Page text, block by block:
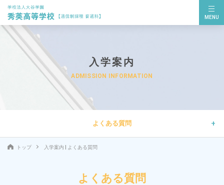
MENU
入学案内
ADMISSION INFORMATION
よくある質問 +
トップ 入学案内 | よくある質問
よくある質問